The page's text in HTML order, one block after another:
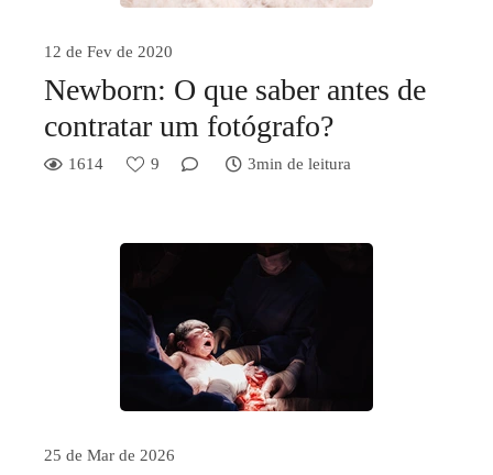
12 de Fev de 2020
Newborn: O que saber antes de
contratar um fotógrafo?
1614 9 3min de leitura
25 de Mar de 2026